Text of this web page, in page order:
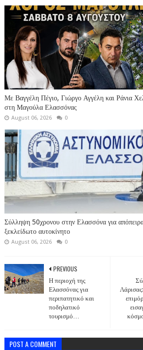
Με Βαγγέλη Πέγιο, Γιώργο Αγγέλη και Ράνια
στη Μαγούλα Ελασσόνας
August 06, 2026 0
Σύλληψη 50χρονου στην Ελασσόνα για
ξεκλείδωτο αυτοκίνητο
August 06, 2026 0
PREVIOUS
Η περιοχή της
Ελασσόνας για
περιπατητικό και
ποδηλατικό
τουρισμό…
POST A COMMENT